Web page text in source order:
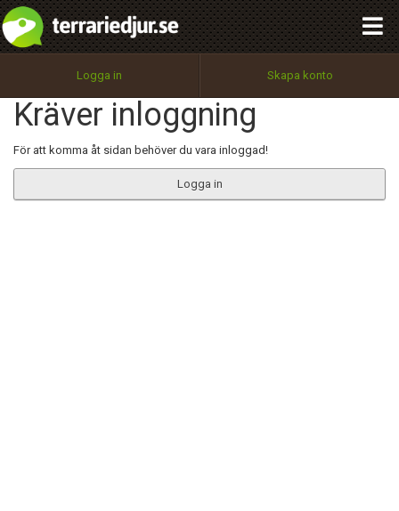
Logga in Skapa konto
Kräver inloggning
För att komma åt sidan behöver du vara inloggad!
Logga in
Utför
100%
OK
integritetspolicy
Namn:
Epost:
Begär nytt lösenord
Tillbaka till förstasidan